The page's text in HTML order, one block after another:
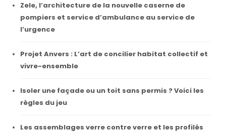
Zele, l’architecture de la nouvelle caserne de
pompiers et service d’ambulance au service de
l’urgence
Projet Anvers : L’art de concilier habitat collectif et
vivre-ensemble
Isoler une façade ou un toit sans permis ? Voici les
règles du jeu
Les assemblages verre contre verre et les profilés